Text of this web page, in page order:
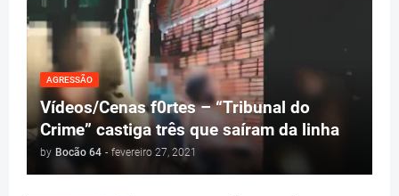
AGRESSÃO
Vídeos/Cenas f0rtes – “Tribunal do
Crime” castiga três que saíram da linha
by Bocão 64 - fevereiro 27, 2021